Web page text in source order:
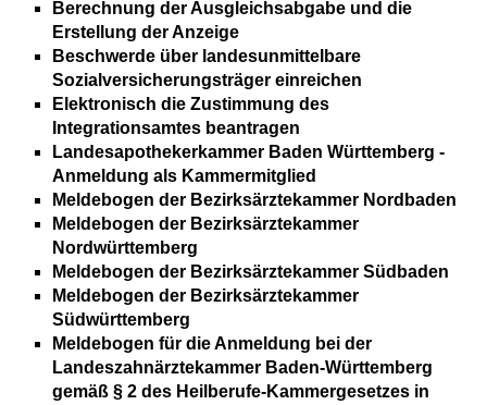
Berechnung der Ausgleichsabgabe und die
Erstellung der Anzeige
Beschwerde über landesunmittelbare
Sozialversicherungsträger einreichen
Elektronisch die Zustimmung des
Integrationsamtes beantragen
Landesapothekerkammer Baden Württemberg -
Anmeldung als Kammermitglied
Meldebogen der Bezirksärztekammer Nordbaden
Meldebogen der Bezirksärztekammer
Nordwürttemberg
Meldebogen der Bezirksärztekammer Südbaden
Meldebogen der Bezirksärztekammer
Südwürttemberg
Meldebogen für die Anmeldung bei der
Landeszahnärztekammer Baden-Württemberg
gemäß § 2 des Heilberufe-Kammergesetzes in